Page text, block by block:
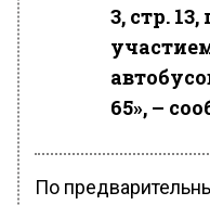
3, стр.
65», –
По